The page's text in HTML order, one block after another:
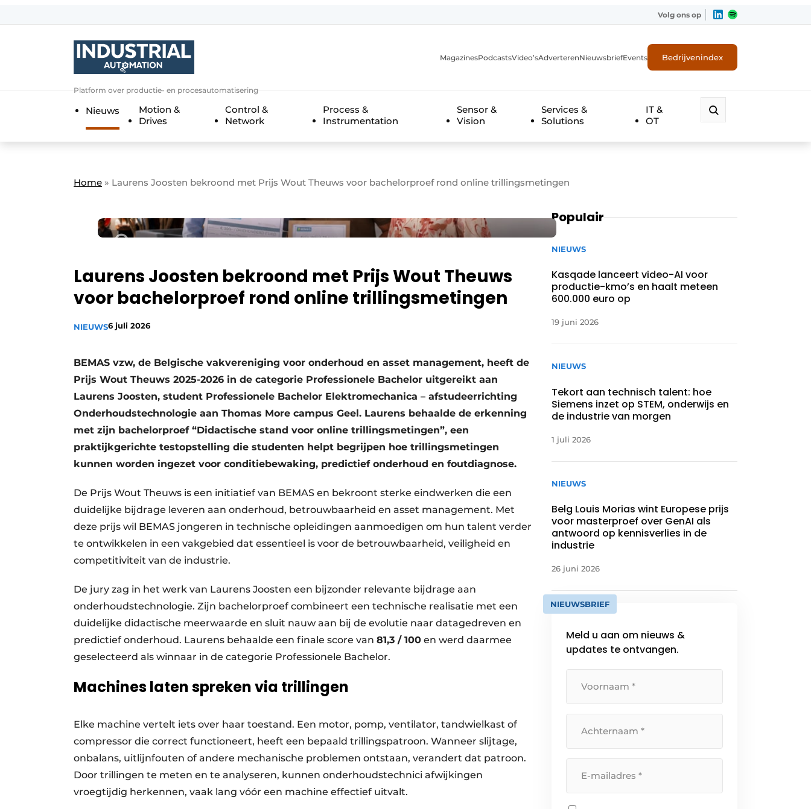
Algemene voorwaarden
Contact
Direct contact
Evenement aanmelden
Meest gelezen
Privacy / Cookie statement
Vacature aanmelden
Vacatures
Volg ons op
Platform over productie- en procesautomatisering
MagazinesPodcastsVideo’sAdverterenNieuwsbriefEvents Bedrijvenindex
Nieuws
Motion &
Drives
Control &
Network
Process &
Instrumentation
Sensor &
Vision
Services &
Solutions
IT &
OT
Home » Laurens Joosten bekroond met Prijs Wout Theuws voor bachelorproef rond online trillingsmetingen
Laurens Joosten bekroond met Prijs Wout Theuws
voor bachelorproef rond online trillingsmetingen
NIEUWS6 juli 2026
BEMAS vzw, de Belgische vakvereniging voor onderhoud en asset management, heeft de
Prijs Wout Theuws 2025-2026 in de categorie Professionele Bachelor uitgereikt aan
Laurens Joosten, student Professionele Bachelor Elektromechanica – afstudeerrichting
Onderhoudstechnologie aan Thomas More campus Geel. Laurens behaalde de erkenning
met zijn bachelorproef “Didactische stand voor online trillingsmetingen”, een
praktijkgerichte testopstelling die studenten helpt begrijpen hoe trillingsmetingen
kunnen worden ingezet voor conditiebewaking, predictief onderhoud en foutdiagnose.
De Prijs Wout Theuws is een initiatief van BEMAS en bekroont sterke eindwerken die een
duidelijke bijdrage leveren aan onderhoud, betrouwbaarheid en asset management. Met
deze prijs wil BEMAS jongeren in technische opleidingen aanmoedigen om hun talent verder
te ontwikkelen in een vakgebied dat essentieel is voor de betrouwbaarheid, veiligheid en
competitiviteit van de industrie.
De jury zag in het werk van Laurens Joosten een bijzonder relevante bijdrage aan
onderhoudstechnologie. Zijn bachelorproef combineert een technische realisatie met een
duidelijke didactische meerwaarde en sluit nauw aan bij de evolutie naar datagedreven en
predictief onderhoud. Laurens behaalde een finale score van 81,3 / 100 en werd daarmee
geselecteerd als winnaar in de categorie Professionele Bachelor.
Machines laten spreken via trillingen
Elke machine vertelt iets over haar toestand. Een motor, pomp, ventilator, tandwielkast of
compressor die correct functioneert, heeft een bepaald trillingspatroon. Wanneer slijtage,
onbalans, uitlijnfouten of andere mechanische problemen ontstaan, verandert dat patroon.
Door trillingen te meten en te analyseren, kunnen onderhoudstechnici afwijkingen
vroegtijdig herkennen, vaak lang vóór een machine effectief uitvalt.
Populair
NIEUWS
Kasqade lanceert video-AI voor
productie-kmo’s en haalt meteen
600.000 euro op
19 juni 2026
NIEUWS
Tekort aan technisch talent: hoe
Siemens inzet op STEM, onderwijs en
de industrie van morgen
1 juli 2026
NIEUWS
Belg Louis Morias wint Europese prijs
voor masterproef over GenAI als
antwoord op kennisverlies in de
industrie
26 juni 2026
NIEUWSBRIEF
Meld u aan om nieuws &
updates te ontvangen.